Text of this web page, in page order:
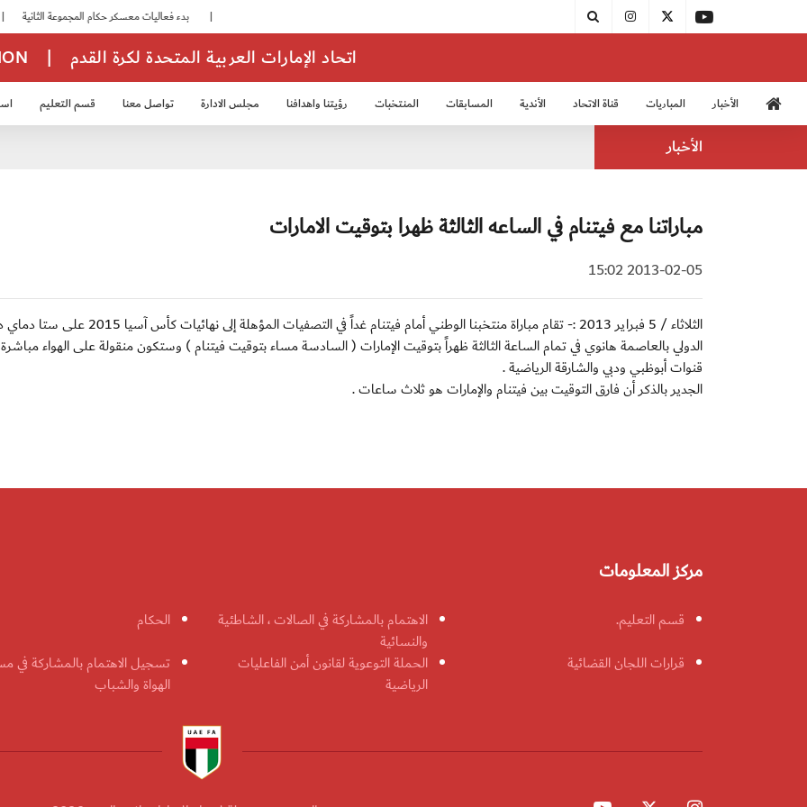
| اتحاد الإمارات العربية المتحدة لكرة القدم
الأخبار المباريات قناة الاتحاد الأندية المسابقات المنتخبات رؤيتنا واهدافنا مجلس الادارة تواصل معنا قسم التعليم
الأخبار
مباراتنا مع فيتنام في الساعه الثالثة ظهرا بتوقيت الامارات
2013-02-05 15:02
الثلاثاء / 5 فبراير 2013 :- تقام مباراة منتخبنا الوطني أمام فيتنام غداً في التصفيات المؤهلة إلى نهائيات
الدولي بالعاصمة هانوي في تمام الساعة الثالثة ظهراً بتوقيت الإمارات ( السادسة مساء بتوقيت فيتنام ) وستكون منقولة على الهواء
قنوات أبوظبي ودبي والشارقة الرياضية .
الجدير بالذكر أن فارق التوقيت بين فيتنام والإمارات هو ثلاث ساعات .
مركز المعلومات
قسم التعليم.
الاهتمام بالمشاركة في الصالات ، الشاطئية
والنسائية
الحكام
قرارات اللجان القضائية
الحملة التوعوية لقانون أمن الفاعليات
الرياضية
تسجيل الاهتمام بالمشاركة في
الهواة والشباب